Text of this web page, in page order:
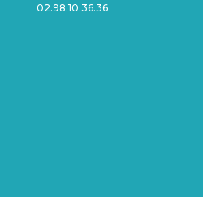
02.98.10.36.36